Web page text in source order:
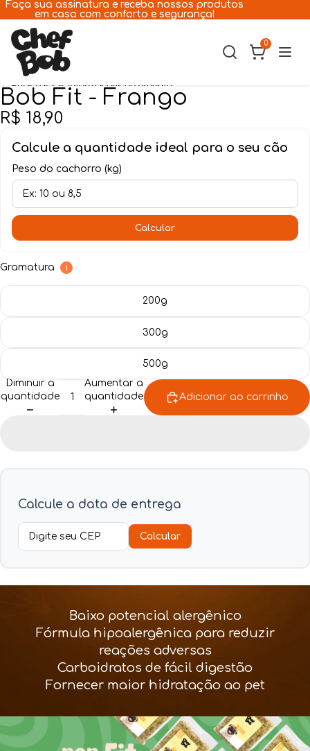
Faça sua assinatura e receba nossos produtos
em casa com conforto e segurança!
Faça sua assinatura e receba nossos produtos
em casa com conforto e segurança!
0
Cães
A Chef Bob
Receitas
Blog
Pular para as informações do produto
Bob Fit - Frango
R$ 18,90
Calcule a quantidade ideal para o seu cão
Peso do cachorro (kg)
Calcular
Gramatura i
200g
300g
500g
Diminuir a
quantidade
Aumentar a
quantidade
Adicionar ao carrinho
Calcule a data de entrega
Calcular
Baixo potencial alergênico
Fórmula hipoalergênica para reduzir
reações adversas
Carboidratos de fácil digestão
Fornecer maior hidratação ao pet